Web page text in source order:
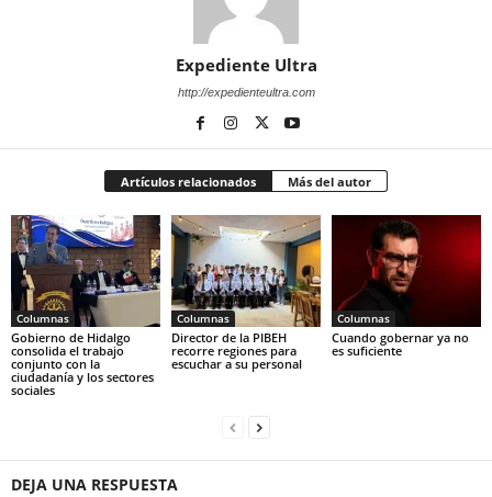
Expediente Ultra
http://expedienteultra.com
Artículos relacionados Más del autor
Columnas
Gobierno de Hidalgo
consolida el trabajo
conjunto con la
ciudadanía y los sectores
sociales
Columnas
Director de la PIBEH
recorre regiones para
escuchar a su personal
Columnas
Cuando gobernar ya no
es suficiente
DEJA UNA RESPUESTA